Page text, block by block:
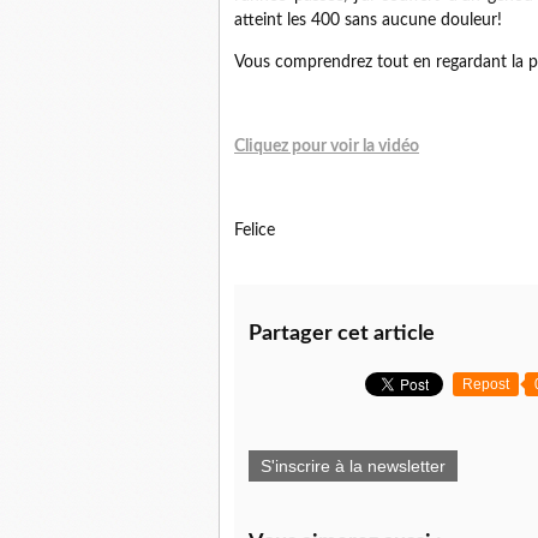
atteint les 400 sans aucune douleur!
Vous comprendrez tout en regardant la
Cliquez pour voir la vidéo
Felice
Partager cet article
Repost
S'inscrire à la newsletter